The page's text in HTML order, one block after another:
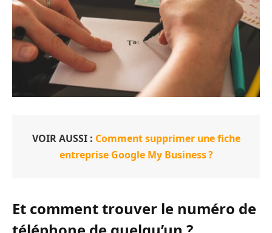
VOIR AUSSI : Comment supprimer une fiche
entreprise Google My Business ?
Et comment trouver le numéro de